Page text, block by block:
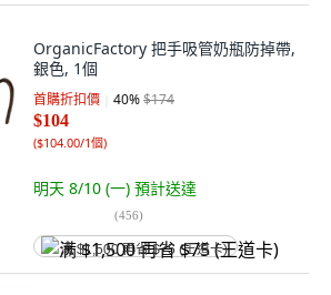
OrganicFactory 把手吸管奶瓶防掉帶,
銀色, 1個
首購折扣價 40%$174
$104
($104.00/1個)
明天 8/10 (一) 預計送達
(456)
满 $1,500 再省 $75 (王道卡)